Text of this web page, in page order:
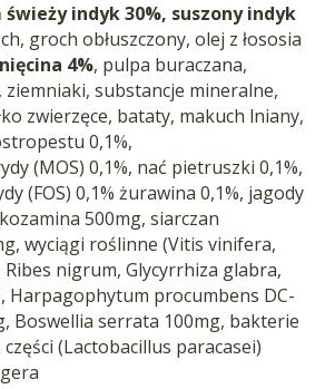
indyk 30%, suszony indyk
groch obłuszczony, olej z łososia
4%, pulpa buraczana,
ziemniaki, substancje mineralne,
zwierzęce, bataty, makuch lniany,
0,1%,
(MOS) 0,1%, nać pietruszki 0,1%,
(FOS) 0,1% żurawina 0,1%, jagody
500mg, siarczan
wyciągi roślinne (Vitis vinifera,
Ribes nigrum, Glycyrrhiza glabra,
Harpagophytum procumbens DC-
Boswellia serrata 100mg, bakterie
(Lactobacillus paracasei)